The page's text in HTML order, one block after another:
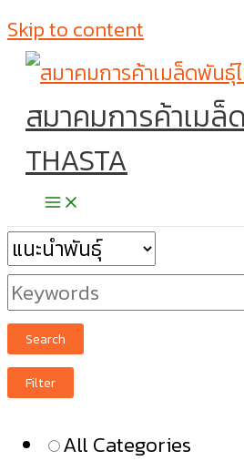
Skip to content
สมาคมการค้าเมล็
THASTA
Search
Filter
All Categories